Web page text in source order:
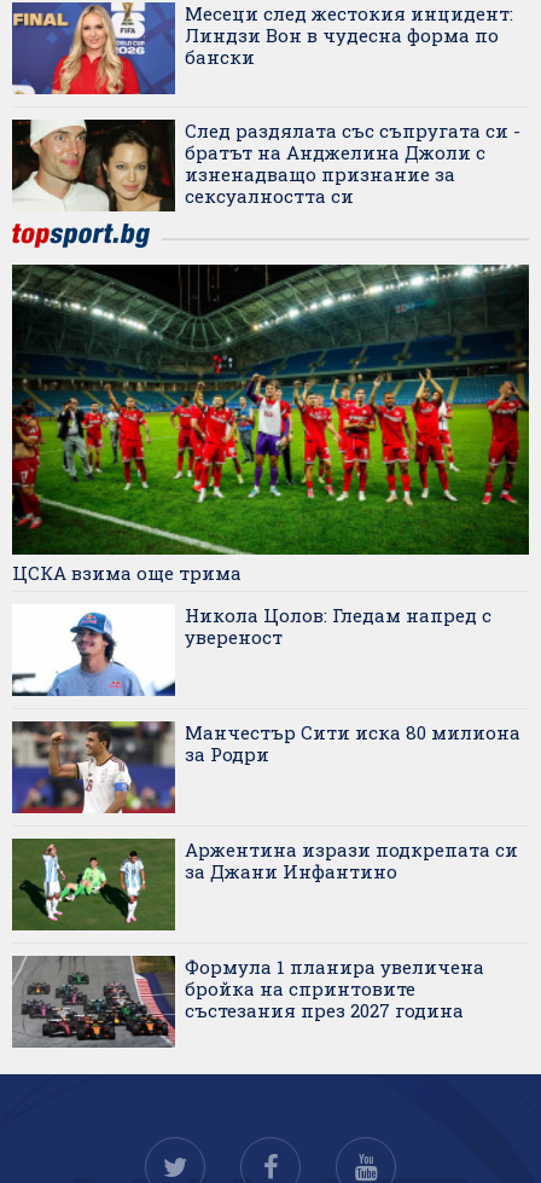
Месеци след жестокия инцидент:
Линдзи Вон в чудесна форма по
бански
След раздялата със съпругата си -
братът на Анджелина Джоли с
изненадващо признание за
сексуалността си
ЦСКА взима още трима
Никола Цолов: Гледам напред с
увереност
Манчестър Сити иска 80 милиона
за Родри
Аржентина изрази подкрепата си
за Джани Инфантино
Формула 1 планира увеличена
бройка на спринтовите
състезания през 2027 година